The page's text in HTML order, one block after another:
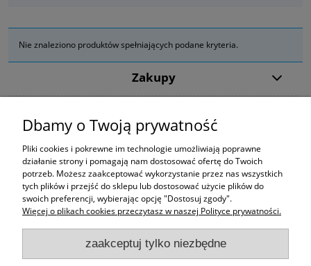
Nie znaleziono produktów spełniających podane kryteria.
Zakupy
Moje konto
Informacje
Dbamy o Twoją prywatność
Pliki cookies i pokrewne im technologie umożliwiają poprawne
działanie strony i pomagają nam dostosować ofertę do Twoich
potrzeb. Możesz zaakceptować wykorzystanie przez nas wszystkich
tych plików i przejść do sklepu lub dostosować użycie plików do
swoich preferencji, wybierając opcję "Dostosuj zgody".
Więcej o plikach cookies przeczytasz w naszej Polityce prywatności.
zaakceptuj tylko niezbędne